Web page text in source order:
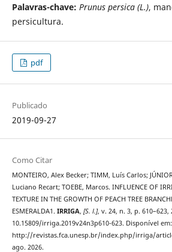
Palavras-chave: Prunus persica (L.),
persicultura.
pdf
Publicado
2019-09-27
Como Citar
MONTEIRO, Alex Becker; TIMM, Luís Carlos;
Luciano Recart; TOEBE, Marcos. INFLUENCE OF
TEXTURE IN THE GROWTH OF PEACH TREE
ESMERALDA1. IRRIGA, [S. l.], v. 24, n. 3, p. 610–623,
10.15809/irriga.2019v24n3p610-623. Disponível em:
http://revistas.fca.unesp.br/index.php/irriga/
ago. 2026.